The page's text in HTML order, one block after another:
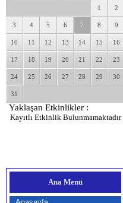
1 2
3 4 5 6 7 8 9
10 11 12 13 14 15 16
17 18 19 20 21 22 23
24 25 26 27 28 29 30
31
Yaklaşan Etkinlikler :
Kayıtlı Etkinlik Bulunmamaktadır
Ana Menü